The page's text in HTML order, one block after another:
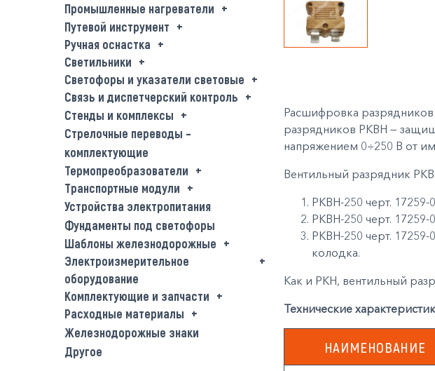
Промышленные нагреватели
Путевой инструмент
Ручная оснастка
Светильники
Светофоры и указатели световые
Связь и диспетчерский контроль
Стенды и комплексы
Стрелочные переводы –
комплектующие
Термопреобразователи
Транспортные модули
Устройства электропитания
Фундаменты под светофоры
Шаблоны железнодорожные
Электроизмерительное
оборудование
Комплектующие и запчасти
Расходные материалы
Железнодорожные знаки
Другое
Расшифровка
разрядников РКВН —
напряжением 0÷250 В от
Вентильный разрядник
РКВН-250 черт. 17259-
РКВН-250 черт.
РКВН-250 черт. 17259-
колодка.
Как и РКН, вентильный
Технические
НАИМЕНОВАНИЕ